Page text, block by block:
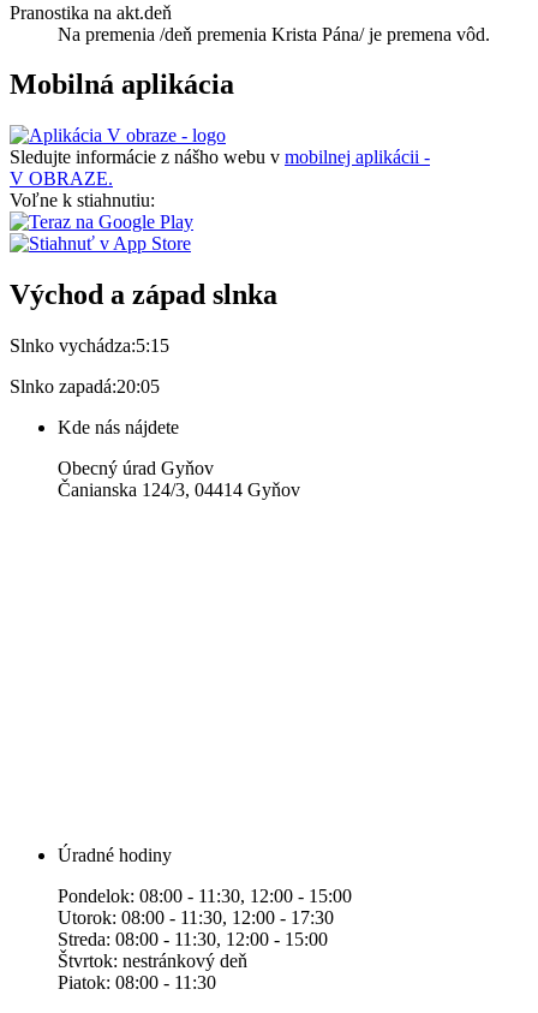
Pranostika na akt.deň
Na premenia /deň premenia Krista Pána/ je premena vôd.
Mobilná aplikácia
Sledujte informácie z nášho webu v mobilnej aplikácii -
V OBRAZE.
Voľne k stiahnutiu:
Východ a západ slnka
Slnko vychádza:5:15
Slnko zapadá:20:05
Kde nás nájdete
Obecný úrad Gyňov
Čanianska 124/3, 04414 Gyňov
Úradné hodiny
Pondelok: 08:00 - 11:30, 12:00 - 15:00
Utorok: 08:00 - 11:30, 12:00 - 17:30
Streda: 08:00 - 11:30, 12:00 - 15:00
Štvrtok: nestránkový deň
Piatok: 08:00 - 11:30